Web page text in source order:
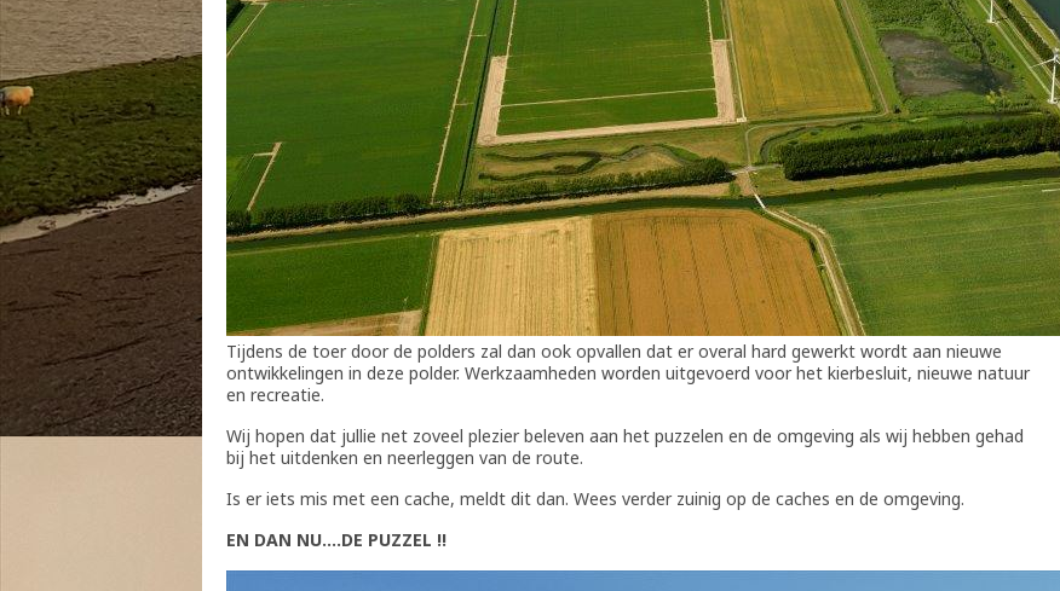
Tijdens de toer door de polders zal dan ook opvallen dat er overal hard gewerkt wordt aan nieuwe
ontwikkelingen in deze polder. Werkzaamheden worden uitgevoerd voor het kierbesluit, nieuwe natuur
en recreatie.
Wij hopen dat jullie net zoveel plezier beleven aan het puzzelen en de omgeving als wij hebben gehad
bij het uitdenken en neerleggen van de route.
Is er iets mis met een cache, meldt dit dan. Wees verder zuinig op de caches en de omgeving.
EN DAN NU….DE PUZZEL !!